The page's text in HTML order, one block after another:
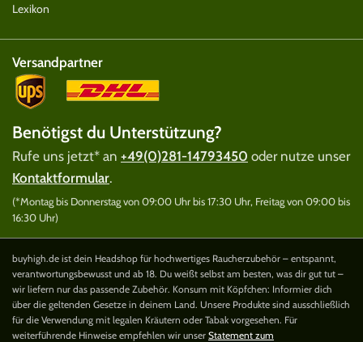
Lexikon
Versandpartner
Benötigst du Unterstützung?
Rufe uns jetzt* an +49(0)281-14793450 oder nutze unser
Kontaktformular.
(*Montag bis Donnerstag von 09:00 Uhr bis 17:30 Uhr, Freitag von 09:00 bis
16:30 Uhr)
buyhigh.de ist dein Headshop für hochwertiges Raucherzubehör – entspannt,
verantwortungsbewusst und ab 18. Du weißt selbst am besten, was dir gut tut –
wir liefern nur das passende Zubehör. Konsum mit Köpfchen: Informier dich
über die geltenden Gesetze in deinem Land. Unsere Produkte sind ausschließlich
für die Verwendung mit legalen Kräutern oder Tabak vorgesehen. Für
weiterführende Hinweise empfehlen wir unser Statement zum